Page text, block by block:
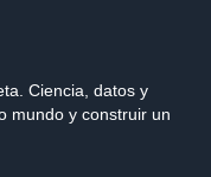
Ciencia, datos y
mundo y construir un